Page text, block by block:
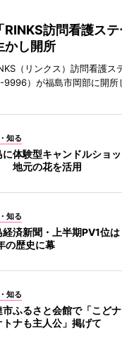
RINKS訪問看護ス
かし開所
（リンクス）訪問看護ス
）が福島市岡部に開所
知る
に体験型キャンドルショ
地元の花を活用
知る
経済新聞・上半期PV1位
の歴史に幕
知る
市ふるさと会館で「こど
トナも主人公」掲げて